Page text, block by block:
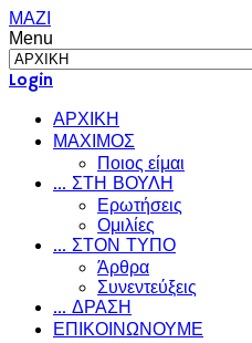
ΜΑΖΙ
Menu
Login
ΑΡΧΙΚΗ
ΜΑΧΙΜΟΣ
Ποιος είμαι
... ΣΤΗ ΒΟΥΛΗ
Ερωτήσεις
Ομιλίες
... ΣΤΟΝ ΤΥΠΟ
Άρθρα
Συνεντεύξεις
... ΔΡΑΣΗ
ΕΠΙΚΟΙΝΩΝΟΥΜΕ